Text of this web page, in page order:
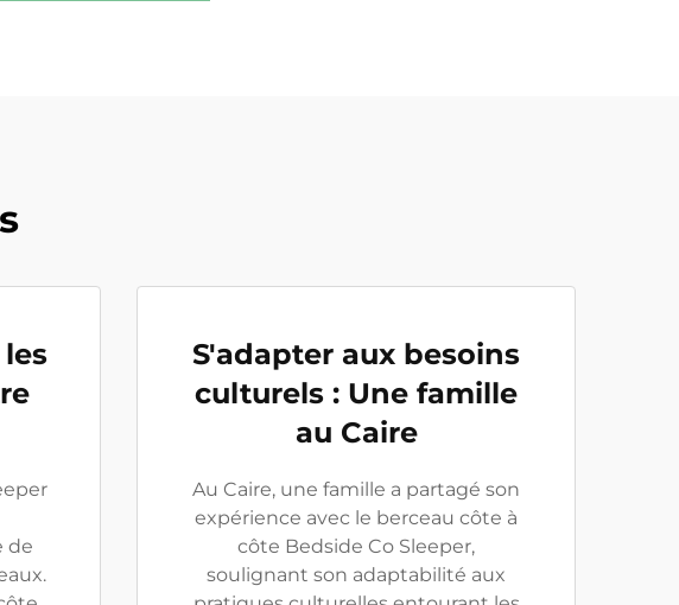
de
S'adapter aux besoins
culturels : Une famille
au Caire
Au Caire, une famille a partagé son
expérience avec le berceau côte à
côte Bedside Co Sleeper,
soulignant son adaptabilité aux